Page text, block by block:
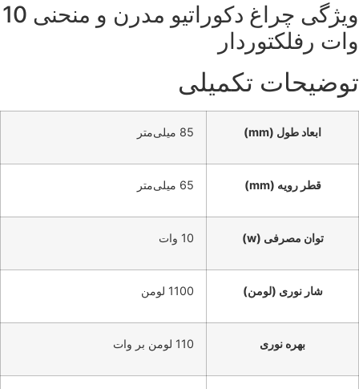
ویژگی‌ چراغ دکوراتیو مدرن و منحنی 10
وات رفلکتوردار
توضیحات تکمیلی
ابعاد طول (mm) 85 میلی‌متر
قطر رویه (mm) 65 میلی‌متر
توان مصرفی (w) 10 وات
شار نوری (لومن) 1100 لومن
بهره نوری 110 لومن بر وات